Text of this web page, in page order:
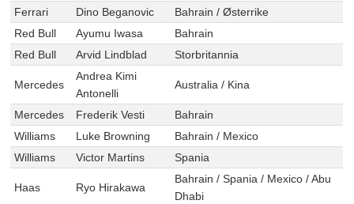
Ferrari
Dino Beganovic
Bahrain / Østerrike
Red Bull
Ayumu Iwasa
Bahrain
Red Bull
Arvid Lindblad Storbritannia
Mercedes
Andrea Kimi
Antonelli
Australia / Kina
Mercedes Frederik Vesti
Bahrain
Williams
Luke Browning
Bahrain / Mexico
Williams
Victor Martins Spania
Haas Ryo Hirakawa
Bahrain / Spania / Mexico / Abu
Dhabi